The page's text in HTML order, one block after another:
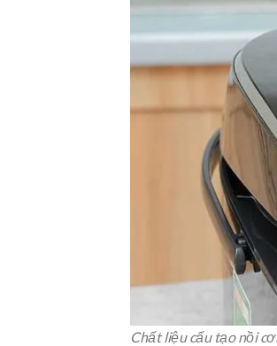
Chất liệu cấu tạo nồi